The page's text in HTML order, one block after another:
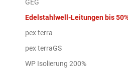
GEG
Edelstahlwell-Leitungen bis
pex terra
pex terraGS
WP Isolierung 200%